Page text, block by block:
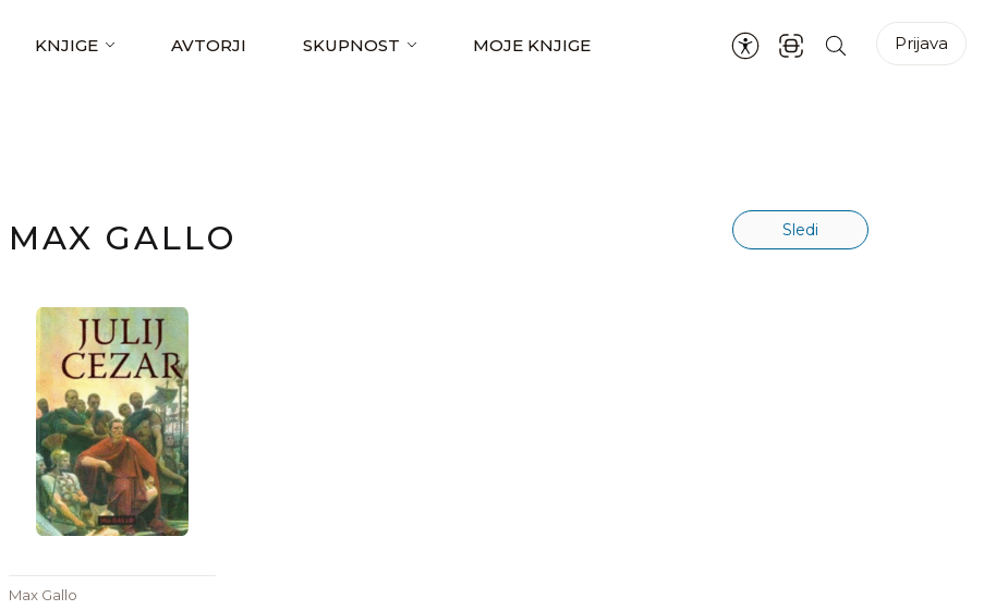
KNJIGE AVTORJI SKUPNOST MOJE KNJIGE Prijava
MAX GALLO Sledi
Max Gallo